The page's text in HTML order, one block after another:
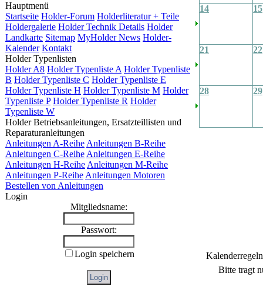
Hauptmenü
Startseite Holder-Forum Holderliteratur + Teile
Holdergalerie Holder Technik Details Holder
Landkarte Sitemap MyHolder News Holder-
Kalender Kontakt
Holder Typenlisten
Holder A8 Holder Typenliste A Holder Typenliste
B Holder Typenliste C Holder Typenliste E
Holder Typenliste H Holder Typenliste M Holder
Typenliste P Holder Typenliste R Holder
Typenliste W
Holder Betriebsanleitungen, Ersatzteillisten und
Reparaturanleitungen
Anleitungen A-Reihe Anleitungen B-Reihe
Anleitungen C-Reihe Anleitungen E-Reihe
Anleitungen H-Reihe Anleitungen M-Reihe
Anleitungen P-Reihe Anleitungen Motoren
Bestellen von Anleitungen
Login
Mitgliedsname:
Passwort:
Login speichern
14 15
21 22
28 29
Kalenderregeln
Bitte tragt